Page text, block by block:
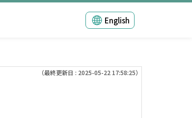
English
（最終更新日 : 2025-05-22 17:58:25）